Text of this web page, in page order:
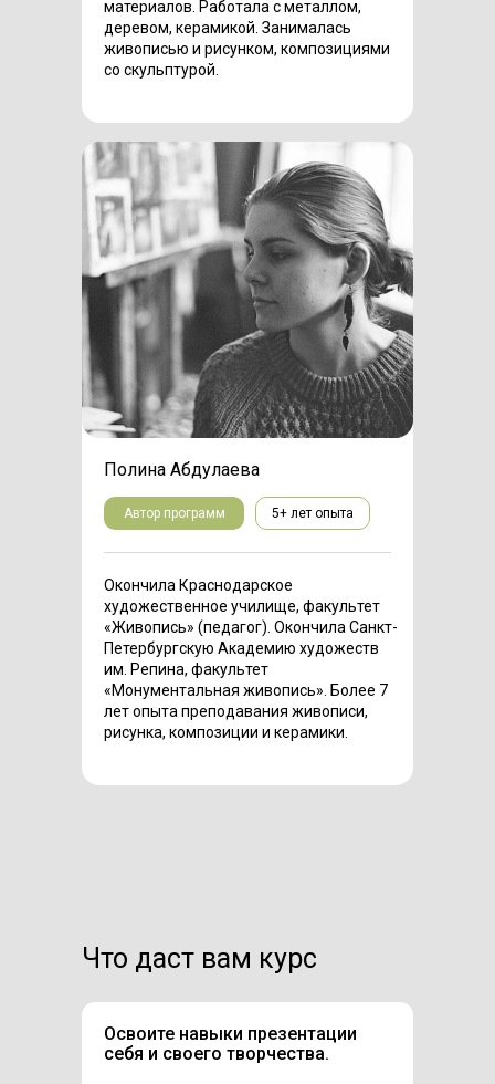
5+ лет опыта
Полина Абдулаева
Автор программ
Окончила Краснодарское
художественное училище, факультет
«Живопись» (педагог). Окончила Санкт-
Петербургскую Академию художеств
им. Репина, факультет
«Монументальная живопись». Более 7
лет опыта преподавания живописи,
рисунка, композиции и керамики.
материалов. Работала с металлом,
деревом, керамикой. Занималась
живописью и рисунком, композициями
со скульптурой.
Что даст вам курс
Освоите навыки презентации
себя и своего творчества.